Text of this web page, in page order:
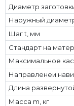
Диаметр
Наружный
Шаг t, мм
Стандарт на
Максимальное
Направленеи
Длина
Масса m, кг